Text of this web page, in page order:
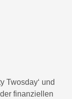
Twosday‘ und
finanziellen